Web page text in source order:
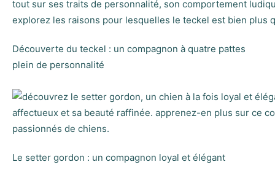
Découverte du teckel : un compagnon à quatre pattes
plein de personnalité
Le setter gordon : un compagnon loyal et élégant